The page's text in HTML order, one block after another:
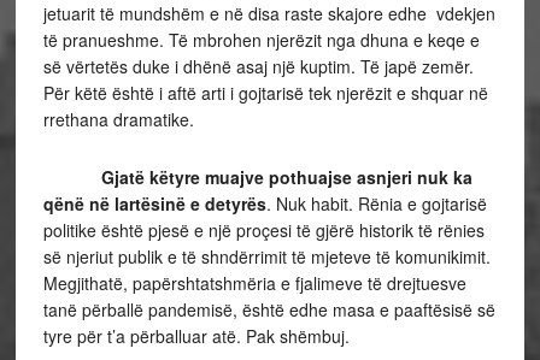
jetuarit të mundshëm e në disa raste skajore edhe vdekjen
të pranueshme. Të mbrohen njerëzit nga dhuna e keqe e
së vërtetës duke i dhënë asaj një kuptim. Të japë zemër.
Për këtë është i aftë arti i gojtarisë tek njerëzit e shquar në
rrethana dramatike.
Gjatë këtyre muajve pothuajse asnjeri nuk ka
qënë në lartësinë e detyrës. Nuk habit. Rënia e gojtarisë
politike është pjesë e një proçesi të gjërë historik të rënies
së njeriut publik e të shndërrimit të mjeteve të komunikimit.
Megjithatë, papërshtatshmëria e fjalimeve të drejtuesve
tanë përballë pandemisë, është edhe masa e paaftësisë së
tyre për t’a përballuar atë. Pak shëmbuj.